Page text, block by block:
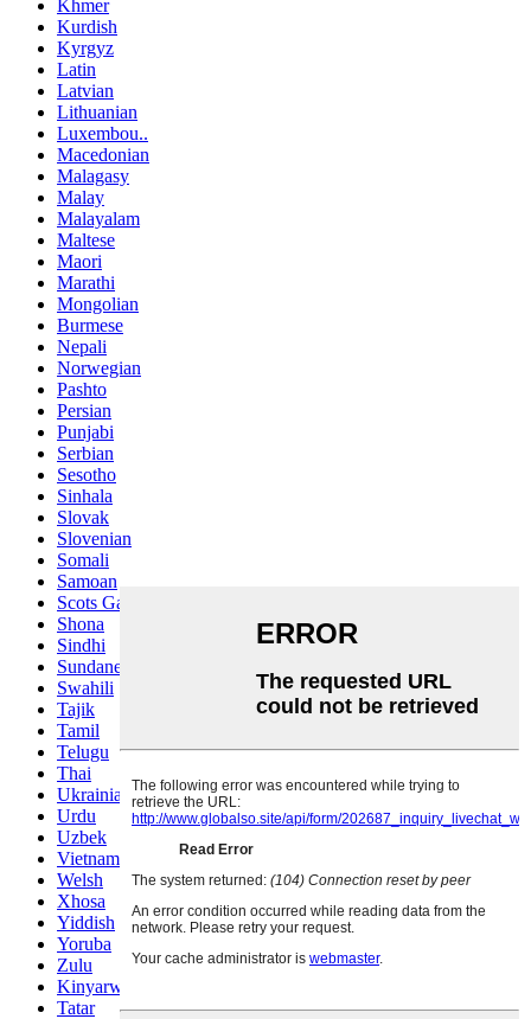
Khmer
Kurdish
Kyrgyz
Latin
Latvian
Lithuanian
Luxembou..
Macedonian
Malagasy
Malay
Malayalam
Maltese
Maori
Marathi
Mongolian
Burmese
Nepali
Norwegian
Pashto
Persian
Punjabi
Serbian
Sesotho
Sinhala
Slovak
Slovenian
Somali
Samoan
Scots Gaelic
Shona
Sindhi
Sundanese
Swahili
Tajik
Tamil
Telugu
Thai
Ukrainian
Urdu
Uzbek
Vietnamese
Welsh
Xhosa
Yiddish
Yoruba
Zulu
Kinyarwanda
Tatar